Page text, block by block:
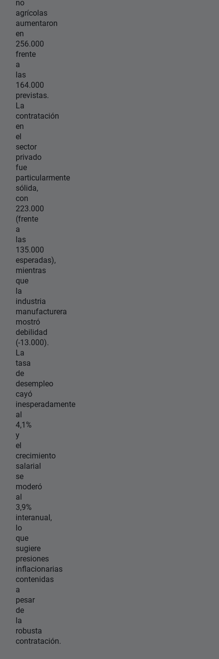
no
agrícolas
aumentaron
en
256.000
frente
a
las
164.000
previstas.
La
contratación
en
el
sector
privado
fue
particularmente
sólida,
con
223.000
(frente
a
las
135.000
esperadas),
mientras
que
la
industria
manufacturera
mostró
debilidad
(-13.000).
La
tasa
de
desempleo
cayó
inesperadamente
al
4,1%
y
el
crecimiento
salarial
se
moderó
al
3,9%
interanual,
lo
que
sugiere
presiones
inflacionarias
contenidas
a
pesar
de
la
robusta
contratación.